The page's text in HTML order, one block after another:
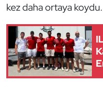
kez daha ortaya koydu.
Kick Boks
Kürek
Masa Tenisi